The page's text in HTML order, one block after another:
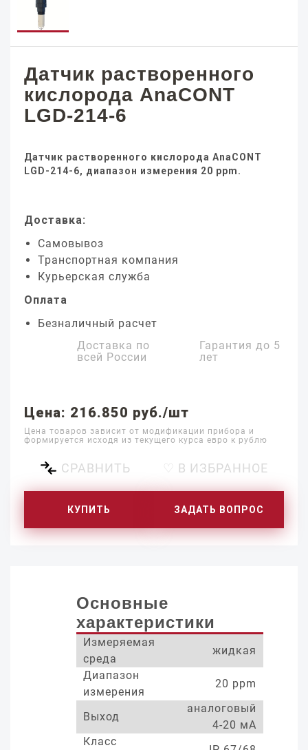
Датчик растворенного
кислорода AnaCONT
LGD-214-6
Датчик растворенного кислорода AnaCONT
LGD-214-6, диапазон измерения 20 ppm.
Доставка:
Самовывоз
Транспортная компания
Курьерская служба
Оплата
Безналичный расчет
Доставка по
всей России
Гарантия до 5
лет
Цена: 216.850 руб./шт
Цена товаров зависит от модификации прибора и
формируется исходя из текущего курса евро к рублю
СРАВНИТЬ ♡ В ИЗБРАННОЕ
КУПИТЬ ЗАДАТЬ ВОПРОС
Основные
характеристики
Измеряемая
среда
жидкая
Диапазон
измерения
20 ppm
Выход
аналоговый
4-20 мА
Класс